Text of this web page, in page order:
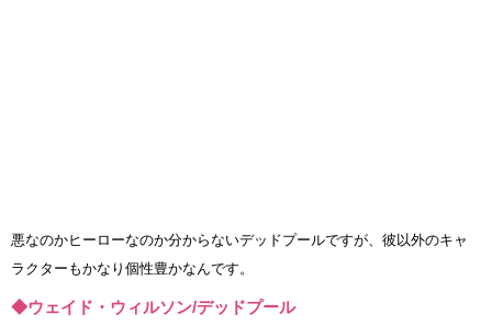
悪なのかヒーローなのか分からないデッドプールですが、彼以外のキャ
ラクターもかなり個性豊かなんです。
◆ウェイド・ウィルソン/デッドプール